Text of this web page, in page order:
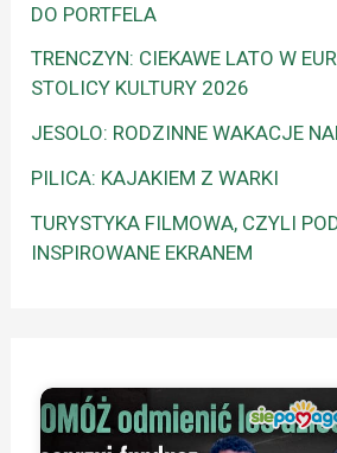
DO PORTFELA
TRENCZYN: CIEKAWE LATO W
STOLICY KULTURY 2026
JESOLO: RODZINNE WAKACJE
PILICA: KAJAKIEM Z WARKI
TURYSTYKA FILMOWA, CZYLI
INSPIROWANE EKRANEM